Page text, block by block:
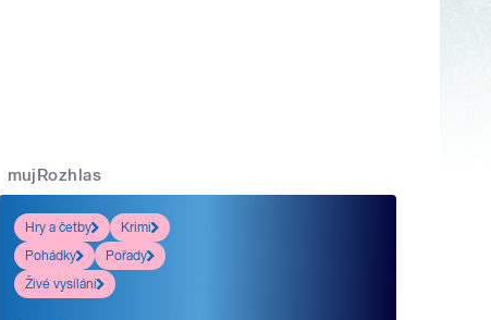
mujRozhlas
Hry a četby
Krimi
Pohádky
Pořady
Živé vysílání